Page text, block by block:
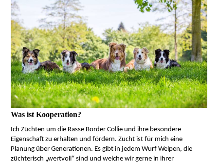
Was ist Kooperation?
Ich Züchten um die Rasse Border Collie und ihre besondere
Eigenschaft zu erhalten und fördern. Zucht ist für mich eine
Planung über Generationen. Es gibt in jedem Wurf Welpen, die
züchterisch „wertvoll“ sind und welche wir gerne in ihrer